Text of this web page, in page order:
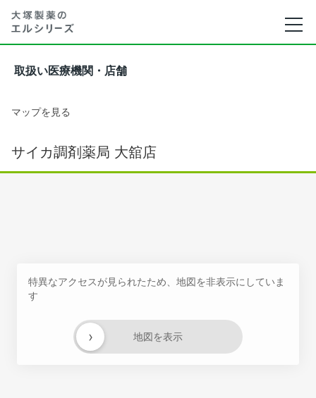
取扱い医療機関・店舗
マップを見る
サイカ調剤薬局 大舘店
特異なアクセスが見られたため、地図を非表示にしていま
す
地図を表示
›